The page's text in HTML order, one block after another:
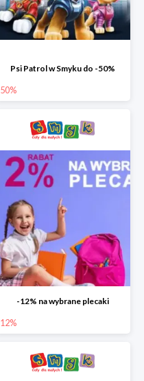
Psi Patrol w Smyku do -50%
50%
-12% na wybrane plecaki
12%